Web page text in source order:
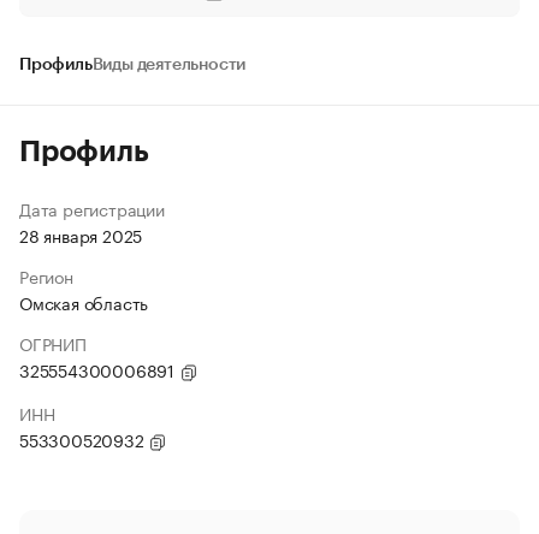
ПрофильВиды деятельности
Профиль
Дата регистрации
28 января 2025
Регион
Омская область
ОГРНИП
325554300006891
ИНН
553300520932